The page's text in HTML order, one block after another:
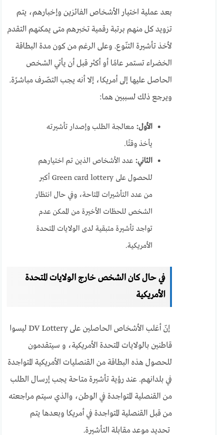
بعد عملية اختيار الأشخاص الفائزين وإخبارهم، يتم
تزويد كل منهم برتبة رقمية تخبرهم متى يمكنهم التقدم
لأخذ تأشيرة التنّوع. وعلى الرغم من كون مدة البطاقة
الخضراء تستمر عامًا أو أكثر قبل أن يأتي الشخص
الحاصل عليها إلى أمريكا، إلا أنه يجب التصّرف مباشرًة.
ويرجع ذلك لسببين هما:
الأول: معالجة الطلب وإصدار تأشيرته
يأخذ وقتًا.
الثاني: عدد الأشخاص الذين تم اختيارهم
للحصول على Green card lottery أكبر
من عدد التأشيرات المتاحة، وفي حال انتظار
الشخص للحظات الأخيرة من الممكن عدم
تواجد تأشيرة متبقية لدى الولايات المتحدة
الأمريكية.
في حال كان الشخص خارج الولايات المتحدة
الأمريكية
إنّ أغلب الأشخاص الحاصلين علىDV Lotteryليسوا
قاطنين بالولايات المتحدة الأمريكية، و سيتقدمون
للحصول هذه البطاقة من القنصليات الأمريكية المتواجدة
في بلدانهم. عند رؤية تأشيرة متاحة يجب إرسال الطلب
من القنصلية المتواجدة في الوطن، والذي سيتم مراجعته
من قبل القنصلية المتواجدة في أمريكا وبعدها يتم
تحديد موعد مقابلة التأشيرة.